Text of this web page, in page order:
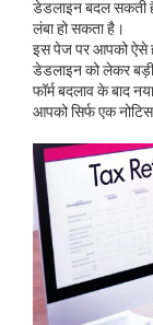
डेडलाइन बदल सकती
लंबा हो सकता है।
इस पेज पर आपको ऐसे
डेडलाइन को लेकर बड़ी
फॉर्म बदलाव के बाद
आपको सिर्फ एक